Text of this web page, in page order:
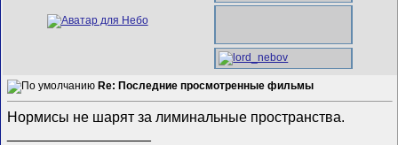
Re: Последние просмотренные фильмы
Нормисы не шарят за лиминальные пространства.